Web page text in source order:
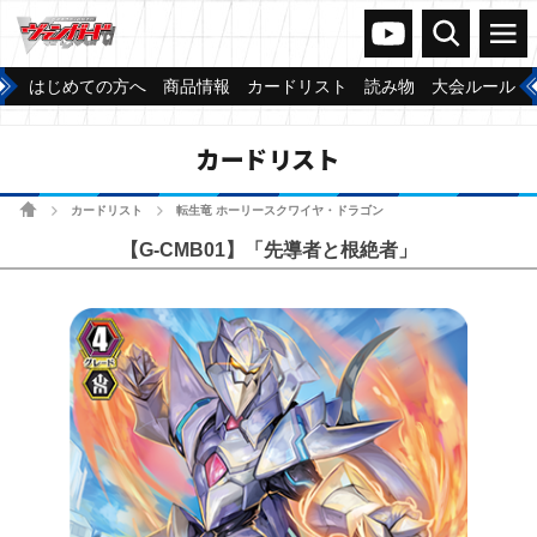
ヴァンガードch
検索 メニュー
はじめての方へ 商品情報 カードリスト 読み物 大会ルール
カードリスト
ホームカードリスト 転生竜 ホーリースクワイヤ・ドラゴン
【G-CMB01】「先導者と根絶者」